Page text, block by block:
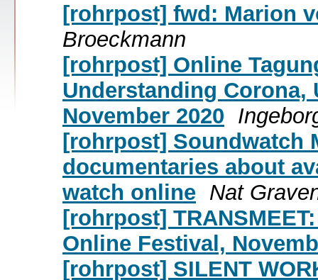
[rohrpost] fwd: Marion
Broeckmann
[rohrpost] Online
Understanding Corona,
November 2020
[rohrpost] Soundwatch
documentaries about
watch online Nat
[rohrpost]
Online Festival,
[rohrpost] SILENT